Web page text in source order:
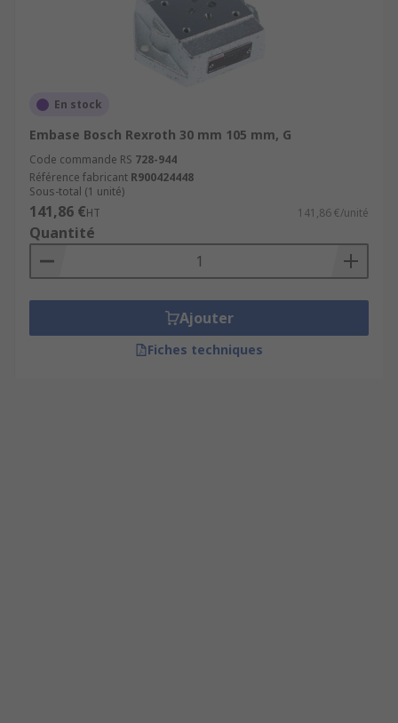
En stock
Embase Bosch Rexroth 30 mm 105 mm, G
Code commande RS 728-944
Référence fabricant R900424448
Sous-total (1 unité)
141,86 €HT 141,86 €/unité
Quantité
Ajouter
Fiches techniques